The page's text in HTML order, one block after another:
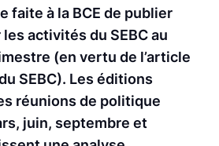
faite à la BCE de publier
activités du SEBC au
(en vertu de l’article
SEBC). Les éditions
réunions de politique
juin, septembre et